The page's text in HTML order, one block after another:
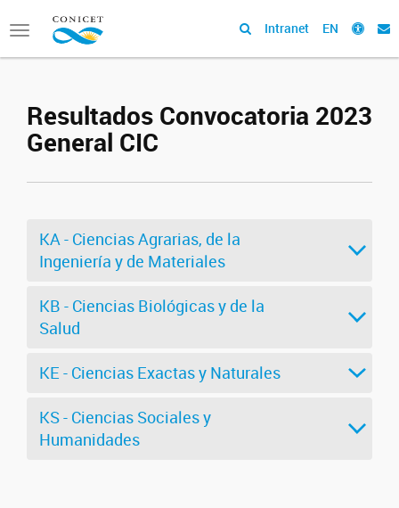
Toggle
navigation
Intranet EN
Resultados Convocatoria 2023
General CIC
KA - Ciencias Agrarias, de la
Ingeniería y de Materiales
KB - Ciencias Biológicas y de la
Salud
KE - Ciencias Exactas y Naturales
KS - Ciencias Sociales y
Humanidades